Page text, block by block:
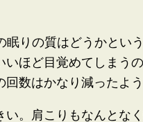
眠りの質はどうかとい
ほど目覚めてしまう
数はかなり減ったよう
。肩こりもなんとな